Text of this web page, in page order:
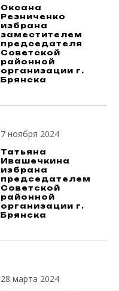
Оксана
Резниченко
избрана
заместителем
председателя
Советской
районной
организации г.
Брянска
7 ноября 2024
Татьяна
Ивашечкина
избрана
председателем
Советской
районной
организации г.
Брянска
28 марта 2024